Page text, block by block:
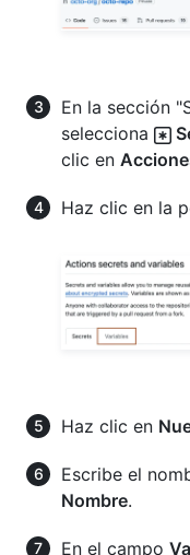
En la sección
selecciona
clic en
Haz clic en la
Haz clic en
Escribe el
Nombre.
En el campo